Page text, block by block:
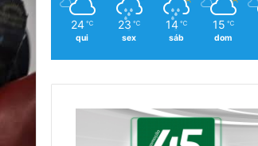
24 ℃
qui
23 ℃
sex
14 ℃
sáb
15 ℃
dom